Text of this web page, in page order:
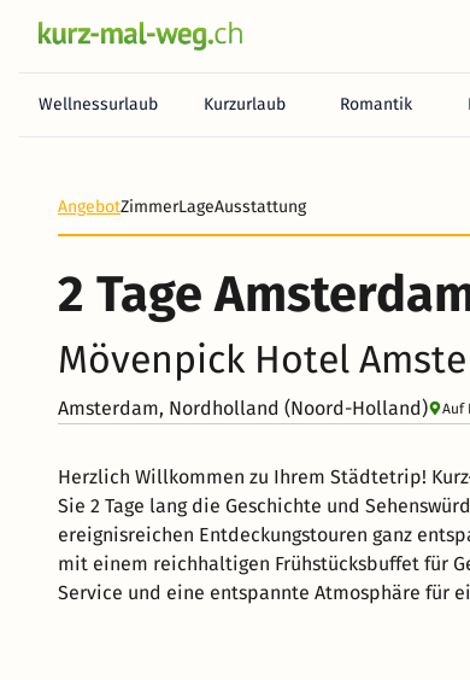
Wellnessurlaub Kurzurlaub Romantik
AngebotZimmerLageAusstattung
2 Tage
Mövenpick Hotel
Amsterdam, Nordholland (Noord-Holland) Auf
Herzlich Willkommen zu Ihrem Städtetrip!
Sie 2 Tage lang die Geschichte und
ereignisreichen Entdeckungstouren ganz
mit einem reichhaltigen Frühstücksbuffet für
Service und eine entspannte Atmosphäre für